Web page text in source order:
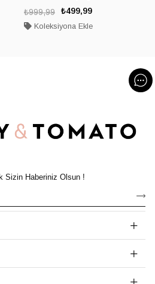
₺499,99
₺999,99
Koleksiyona Ekle
Sizin Haberiniz Olsun !